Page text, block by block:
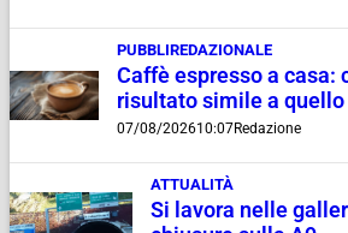
PUBBLIREDAZIONALE
Caffè espresso a casa:
risultato simile a quello
07/08/202610:07Redazione
ATTUALITÀ
Si lavora nelle